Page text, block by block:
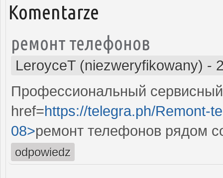
Komentarze
ремонт телефонов
LeroyceT (niezweryfikowany) -
Профессиональный
href=https://telegra.ph/Remont-
08>ремонт телефонов рядом
odpowiedz